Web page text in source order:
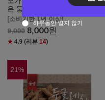
은 둥굴레차 100g
[소비기한 1년 이상]
9,000 8,000원
★ 4.9 (리뷰 14)
21%
하루동안 열지 않기